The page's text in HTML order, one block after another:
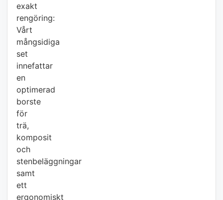
exakt
rengöring:
Vårt
mångsidiga
set
innefattar
en
optimerad
borste
för
trä,
komposit
och
stenbeläggningar
samt
ett
ergonomiskt